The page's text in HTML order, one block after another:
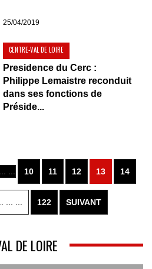
25/04/2019
CENTRE-VAL DE LOIRE
Presidence du Cerc :
Philippe Lemaistre reconduit
dans ses fonctions de
Préside...
... 10 11 12 13 14
... ... 122 SUIVANT
DE LOIRE